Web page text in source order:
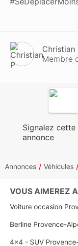
Christian
Membre
Signalez cette
annonce
Annonces Véhicules
VOUS AIMEREZ
Voiture occasion
Berline Provence-
4x4 - SUV